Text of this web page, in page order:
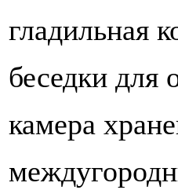
гладильная
беседки для
камера